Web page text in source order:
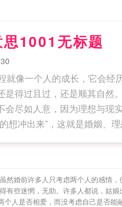
1001无标题
就像一个人的成长，它会经
得过且过，还是顺其自然
尽如人意，因为理想与现
想冲出来”，这就是婚姻、
婚前许多人只考虑两个人的感情
些迷惘，无助。许多人都说，姑
人是否相爱，而没考虑自己是否